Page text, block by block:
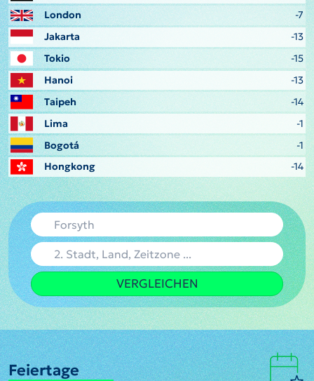
London
-7
Jakarta
-13
Tokio
-15
Hanoi
-13
Taipeh
-14
Lima
-1
Bogotá
-1
Hongkong
-14
VERGLEICHEN
Feiertage